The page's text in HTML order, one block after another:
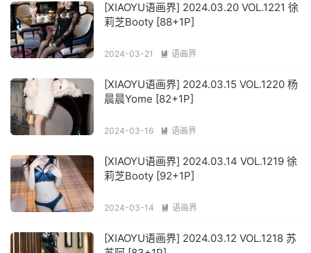
[XIAOYU语画界] 2024.03.20 VOL.1221 徐
莉芝Booty [88+1P]
2024-03-21  语画界
[XIAOYU语画界] 2024.03.15 VOL.1220 杨
晨晨Yome [82+1P]
2024-03-16  语画界
[XIAOYU语画界] 2024.03.14 VOL.1219 徐
莉芝Booty [92+1P]
2024-03-14  语画界
[XIAOYU语画界] 2024.03.12 VOL.1218 苏